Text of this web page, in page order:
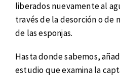
liberados nuevamente al
través de la desorción o de
de las esponjas.
Hasta donde sabemos,
estudio que examina la